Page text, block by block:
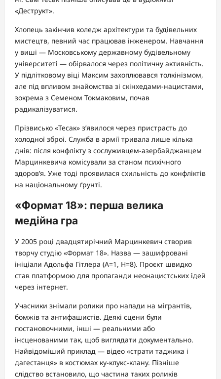
«Деструкт».
Хлопець закінчив коледж архітектури та будівельних
мистецтв, певний час працював інженером. Навчання
у виші — Московському державному будівельному
університеті — обірвалося через політичну активність.
У підлітковому віці Максим захоплювався толкінізмом,
але під впливом знайомства зі скінхедами-нацистами,
зокрема з Семеном Токмаковим, почав
радикалізуватися.
Прізвисько «Тесак» з’явилося через пристрасть до
холодної зброї. Служба в армії тривала лише кілька
днів: після конфлікту з сослуживцем-азербайджанцем
Марцинкевича комісували за станом психічного
здоров’я. Уже тоді проявилася схильність до конфліктів
на національному ґрунті.
«Формат 18»: перша велика
медійна гра
У 2005 році двадцятирічний Марцинкевич створив
творчу студію «Формат 18». Назва — зашифровані
ініціали Адольфа Гітлера (A=1, H=8). Проєкт швидко
став платформою для пропаганди неонацистських ідей
через інтернет.
Учасники знімали ролики про напади на мігрантів,
бомжів та антифашистів. Деякі сцени були
постановочними, інші — реальними або
інсценованими так, щоб виглядати документально.
Найвідоміший приклад — відео «страти таджика і
дагестанця» в костюмах ку-клукс-клану. Пізніше
слідство встановило, що частина таких роликів